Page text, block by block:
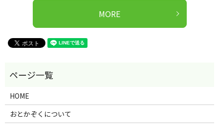
MORE
HOME
おとかぞくについて